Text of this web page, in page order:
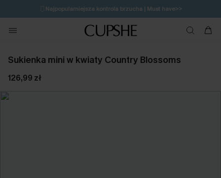
🩱Najpopularniejsza kontrola brzucha | Must have>>
🔥OSTATNIA SZANSA | Do 50% rabatu>>
💌Zapisz się i zyskaj do 20% rabatu>>
Sukienka mini w kwiaty Country Blossoms
126,99 zł